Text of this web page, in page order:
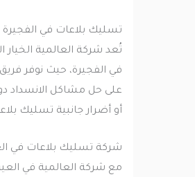
تسليك بلاعات في الفجيرة
تُعد شركة العالمية الخيار
في الفجيرة، حيث نوفر فريق
على حل مشاكل الانسداد دون
أو أضرار جانبية تسليك بلاعات
شركة تسليك بلاعات في العين
مع شركة العالمية في العين،